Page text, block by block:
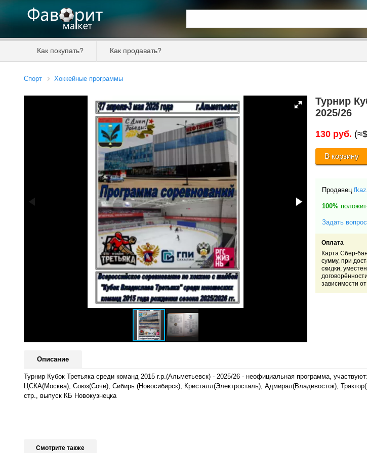
Как покупать? Как продавать?
Спорт Хоккейные программы
Турнир
2025/26
130 руб.
В корзину
Продавец
100%
Задать
Оплата
Карта Сбер-
сумму, при
скидки,
зависимости
Описание
Турнир Кубок Третьяка среди команд 2015 г.р.(Альметьевск) - 2025/26 - неофициальная программа,
ЦСКА(Москва), Союз(Сочи), Сибирь (Новосибирск), Кристалл(Электросталь), Адмирал(Владивосток),
стр., выпуск КБ Новокузнецка
Смотрите также